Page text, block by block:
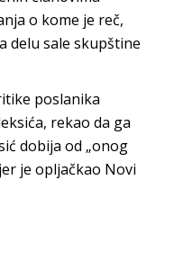
o kome je reč,
delu sale skupštine
poslanika
rekao da ga
dobija od „onog
je opljačkao Novi